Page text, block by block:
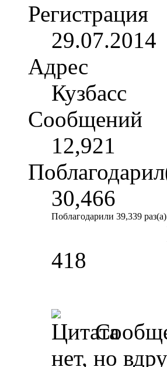
Регистрация
29.07.2014
Адрес
Кузбасс
Сообщений
12,921
30,466
Поблагодарили 39,339 раз(а)
418
нет, но